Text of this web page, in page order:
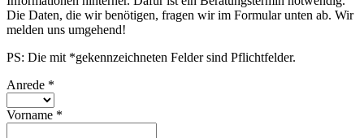
Die Daten, die wir benötigen, fragen wir im Formular unten ab. Wir
melden uns umgehend!
PS: Die mit *gekennzeichneten Felder sind Pflichtfelder.
Anrede *
Vorname *